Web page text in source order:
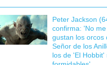
Peter Jackson
confirma: 'No me
gustan los orcos
Señor de los
los de 'El Hobbit'